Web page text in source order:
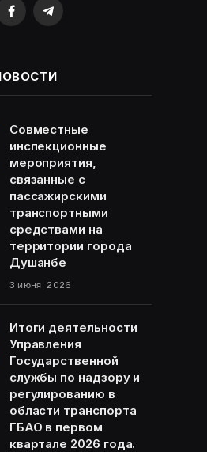
FacebookTelegram
Совместные
инспекционные
мероприятия,
связанные с
пассажирскими
транспортными
средствами на
территории города
Душанбе
3 июня, 2026
Итоги деятельности
Управления
Государственной
службы по надзору и
регулированию в
области транспорта
ГБАО в первом
квартале 2026 года.